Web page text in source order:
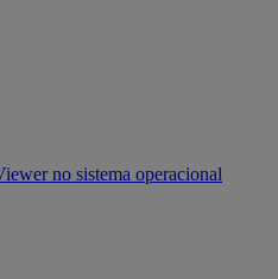
no sistema operacional